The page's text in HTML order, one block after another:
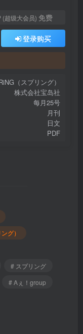
(超级大会员) 免费
登录购买
（スプリング）
株式会社宝岛社
每月25号
月刊
日文
PDF
グ）
# スプリング
# Aぇ！group